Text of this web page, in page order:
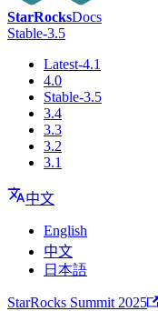
StarRocksDocs
Stable-3.5
Latest-4.1
4.0
Stable-3.5
3.4
3.3
3.2
3.1
中文
English
中文
日本語
StarRocks Summit 2025